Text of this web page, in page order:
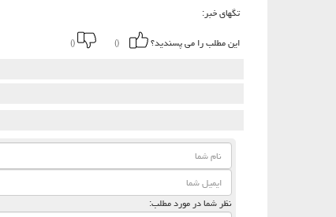
تگهای خبر:
این مطلب را می پسندید؟
()
()
نظر شما در مورد مطلب: